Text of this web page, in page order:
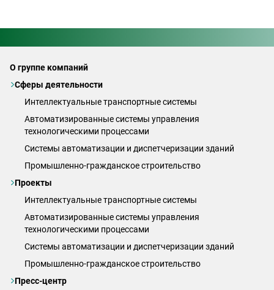
О группе компаний
Сферы деятельности
Интеллектуальные транспортные системы
Автоматизированные системы управления
технологическими процессами
Системы автоматизации и диспетчеризации зданий
Промышленно-гражданское строительство
Проекты
Интеллектуальные транспортные системы
Автоматизированные системы управления
технологическими процессами
Системы автоматизации и диспетчеризации зданий
Промышленно-гражданское строительство
Пресс-центр